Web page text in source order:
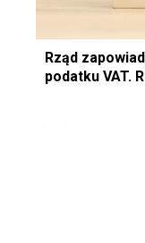
Rząd
podatku VAT.